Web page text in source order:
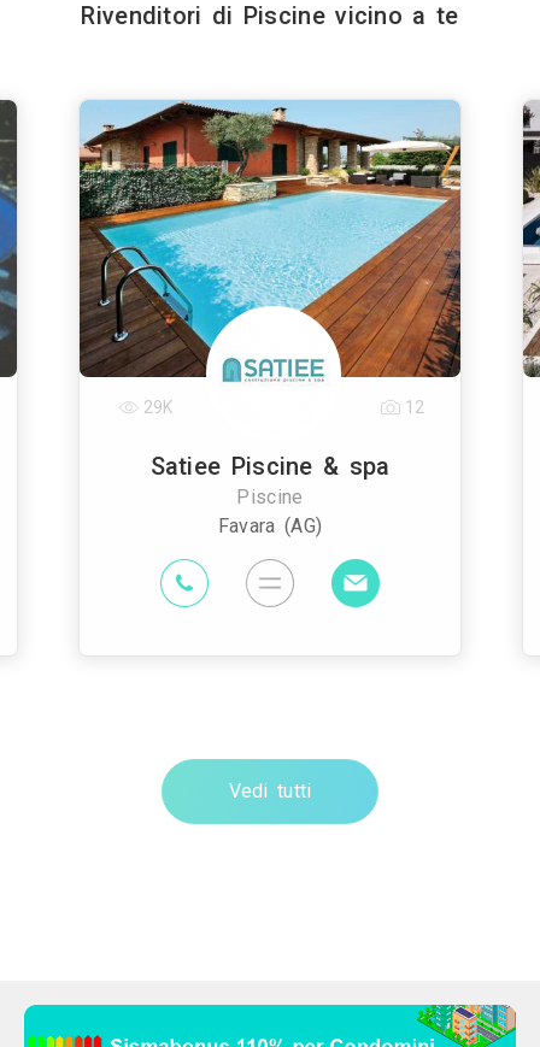
Rivenditori di Piscine vicino a te
Satiee Piscine & spa
Piscine
Favara (AG)
29K 12
Vedi tutti